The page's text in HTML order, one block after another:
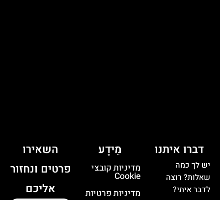
השאירו
פרטים ונחזור
אליכם
מֵידָע
מדיניות קובצי
Cookie
מדיניות פרטיות
דברו איתנו
יש לך כמה
שאלות? רוצה
לדבר איתי?